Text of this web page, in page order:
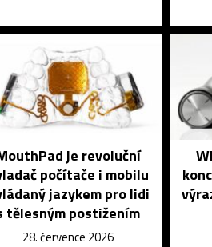
je revoluční
počítače i mobilu
jazykem pro lidi
tělesným postižením
28. července 2026